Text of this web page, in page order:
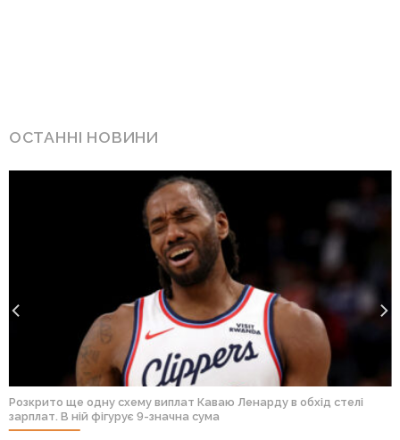
ОСТАННІ НОВИНИ
Розкрито ще одну схему виплат Каваю Ленарду в обхід стелі
зарплат. В ній фігурує 9-значна сума